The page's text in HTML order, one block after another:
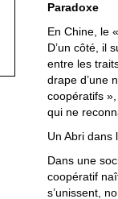
Paradoxe
En Chine, le
D’un côté, il
entre les
drape d’une
coopératifs
qui ne
Un Abri dans
Dans une
coopératif
s’unissent,